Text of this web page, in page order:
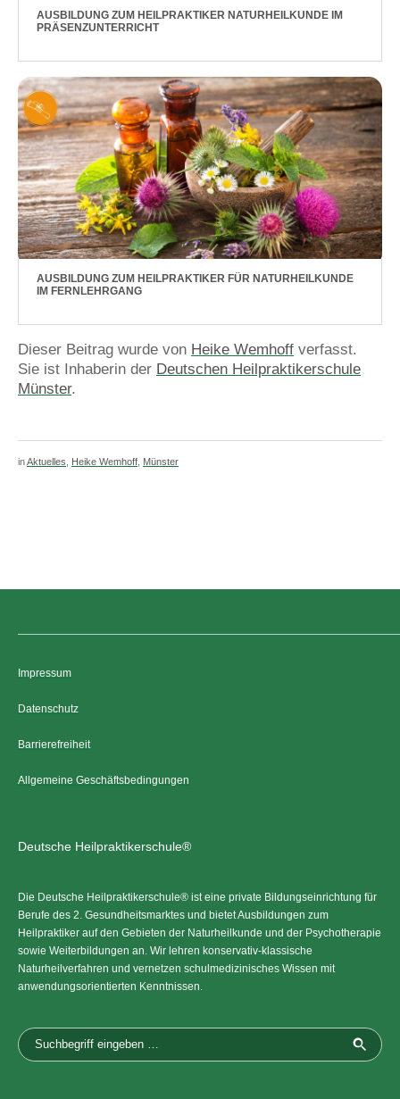
AUSBILDUNG ZUM HEILPRAKTIKER NATURHEILKUNDE IM
PRÄSENZUNTERRICHT
AUSBILDUNG ZUM HEILPRAKTIKER FÜR NATURHEILKUNDE
IM FERNLEHRGANG
Dieser Beitrag wurde von Heike Wemhoff verfasst.
Sie ist Inhaberin der Deutschen Heilpraktikerschule
Münster.
inAktuelles Heike Wemhoff Münster
Impressum
Datenschutz
Barrierefreiheit
Allgemeine Geschäftsbedingungen
Deutsche Heilpraktikerschule®
Die Deutsche Heilpraktikerschule® ist eine private Bildungseinrichtung für
Berufe des 2. Gesundheitsmarktes und bietet Ausbildungen zum
Heilpraktiker auf den Gebieten der Naturheilkunde und der Psychotherapie
sowie Weiterbildungen an. Wir lehren konservativ-klassische
Naturheilverfahren und vernetzen schulmedizinisches Wissen mit
anwendungsorientierten Kenntnissen.